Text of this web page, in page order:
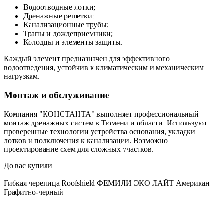
Водоотводные лотки;
Дренажные решетки;
Канализационные трубы;
Трапы и дождеприемники;
Колодцы и элементы защиты.
Каждый элемент предназначен для эффективного
водоотведения, устойчив к климатическим и механическим
нагрузкам.
Монтаж и обслуживание
Компания "КОНСТАНТА" выполняет профессиональный
монтаж дренажных систем в Тюмени и области. Используют
проверенные технологии устройства основания, укладки
лотков и подключения к канализации. Возможно
проектирование схем для сложных участков.
До вас купили
Гибкая черепица Roofshield ФЕМИЛИ ЭКО ЛАЙТ Американ
Графитно-черный